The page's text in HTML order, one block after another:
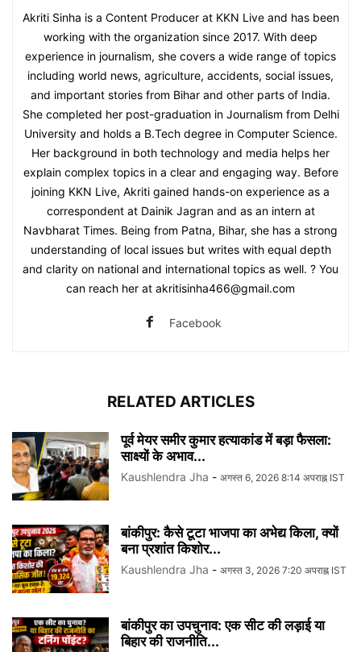
Akriti Sinha is a Content Producer at KKN Live and has been
working with the organization since 2017. With deep
experience in journalism, she covers a wide range of topics
including world news, agriculture, accidents, social issues,
and important stories from Bihar and other parts of India.
She completed her post-graduation in Journalism from Delhi
University and holds a B.Tech degree in Computer Science.
Her background in both technology and media helps her
explain complex topics in a clear and engaging way. Before
joining KKN Live, Akriti gained hands-on experience as a
correspondent at Dainik Jagran and as an intern at
Navbharat Times. Being from Patna, Bihar, she has a strong
understanding of local issues but writes with equal depth
and clarity on national and international topics as well. ? You
can reach her at akritisinha466@gmail.com
Facebook
RELATED ARTICLES
पूर्व मेयर समीर कुमार हत्याकांड में बड़ा फैसला:
साक्ष्यों के अभाव...
Kaushlendra Jha - अगस्त 6, 2026 8:14 अपराह्न IST
बांकीपुर: कैसे टूटा भाजपा का अभेद्य किला, क्यों
बना प्रशांत किशोर...
Kaushlendra Jha - अगस्त 3, 2026 7:20 अपराह्न IST
बांकीपुर का उपचुनाव: एक सीट की लड़ाई या
बिहार की राजनीति...